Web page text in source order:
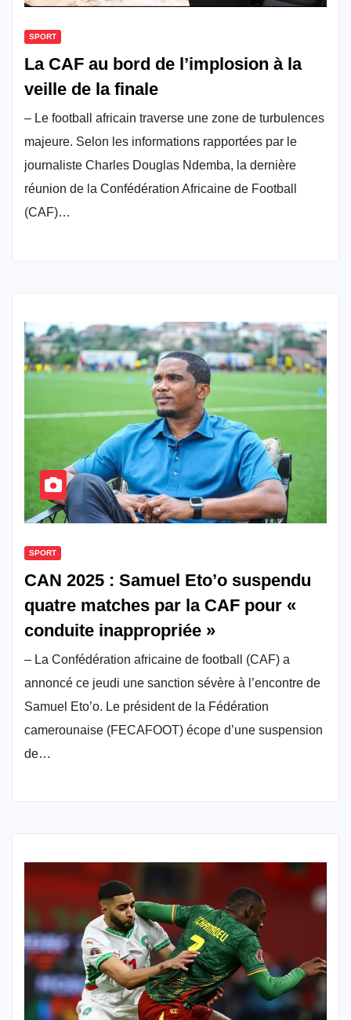
SPORT
La CAF au bord de l’implosion à la
veille de la finale
– Le football africain traverse une zone de turbulences
majeure. Selon les informations rapportées par le
journaliste Charles Douglas Ndemba, la dernière
réunion de la Confédération Africaine de Football
(CAF)…
SPORT
CAN 2025 : Samuel Eto’o suspendu
quatre matches par la CAF pour «
conduite inappropriée »
– La Confédération africaine de football (CAF) a
annoncé ce jeudi une sanction sévère à l’encontre de
Samuel Eto’o. Le président de la Fédération
camerounaise (FECAFOOT) écope d’une suspension
de…